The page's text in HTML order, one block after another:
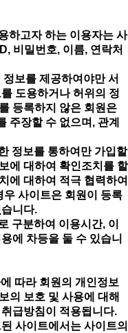
하고자 하는 이용자는 사
비밀번호, 이름, 연락처
보를 제공하여야만 서
도용하거나 허위의 정
등록하지 않은 회원은
주장할 수 없으며, 관계
정보를 통하여만 가입할
에 대하여 확인조치를 할
에 대하여 적극 협력하여
우 사이트은 회원이 등록
니다.
구분하여 이용시간, 이
에 차등을 둘 수 있습니
따라 회원의 개인정보
의 보호 및 사용에 대해
급방침이 적용됩니다.
사이트에서는 사이트의